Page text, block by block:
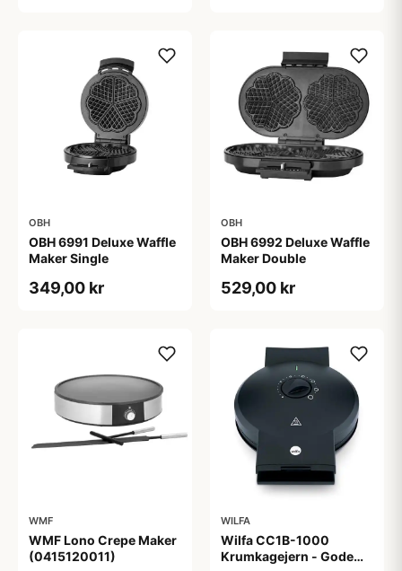
OBH
OBH 6991 Deluxe Waffle
Maker Single
349,00 kr
OBH
OBH 6992 Deluxe Waffle
Maker Double
529,00 kr
WMF
WMF Lono Crepe Maker
(0415120011)
WILFA
Wilfa CC1B-1000
Krumkagejern - Gode